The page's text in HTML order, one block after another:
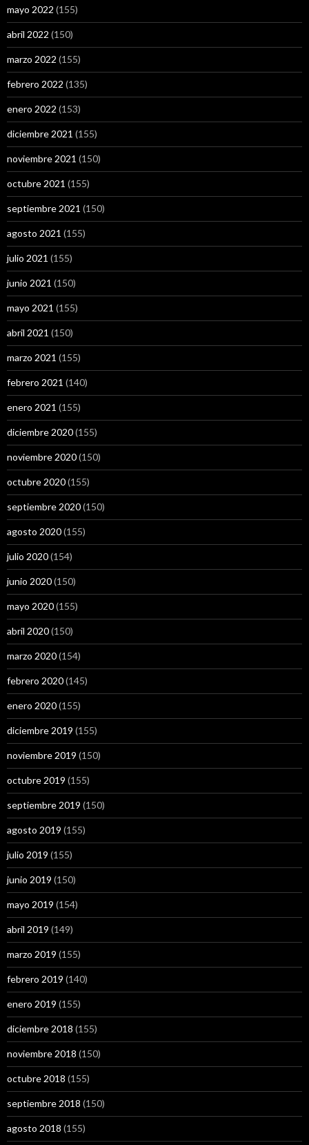
mayo 2022 (155)
abril 2022 (150)
marzo 2022 (155)
febrero 2022 (135)
enero 2022 (153)
diciembre 2021 (155)
noviembre 2021 (150)
octubre 2021 (155)
septiembre 2021 (150)
agosto 2021 (155)
julio 2021 (155)
junio 2021 (150)
mayo 2021 (155)
abril 2021 (150)
marzo 2021 (155)
febrero 2021 (140)
enero 2021 (155)
diciembre 2020(155)
noviembre 2020(150)
octubre 2020(155)
septiembre 2020(150)
agosto 2020(155)
julio 2020(154)
junio 2020(150)
mayo 2020(155)
abril 2020(150)
marzo 2020(154)
febrero 2020(145)
enero 2020(155)
diciembre 2019 (155)
noviembre 2019 (150)
octubre 2019 (155)
septiembre 2019 (150)
agosto 2019 (155)
julio 2019 (155)
junio 2019 (150)
mayo 2019 (154)
abril 2019 (149)
marzo 2019 (155)
febrero 2019 (140)
enero 2019 (155)
diciembre 2018 (155)
noviembre 2018 (150)
octubre 2018 (155)
septiembre 2018 (150)
agosto 2018 (155)